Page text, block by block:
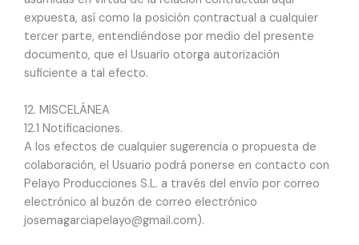
expuesta, así como la posición contractual a cualquier
tercer parte, entendiéndose por medio del presente
documento, que el Usuario otorga autorización
suficiente a tal efecto.
12. MISCELÁNEA
12.1 Notificaciones.
A los efectos de cualquier sugerencia o propuesta de
colaboración, el Usuario podrá ponerse en contacto con
Pelayo Producciones S.L. a través del envío por correo
electrónico al buzón de correo electrónico
josemagarciapelayo@gmail.com).